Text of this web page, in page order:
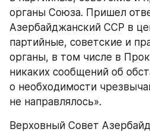
органы Союза. Пришел
Азербайджанский ССР в
партийные, советские и
органы, в том числе в
никаких сообщений об
о необходимости
не направлялось».
Верховный Совет